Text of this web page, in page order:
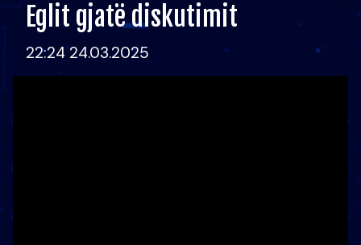
Eglit gjatë diskutimit
22:24 24.03.2025